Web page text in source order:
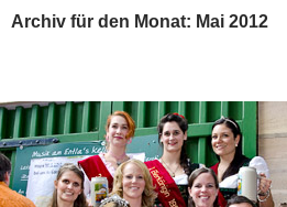
Archiv für den Monat: Mai 2012